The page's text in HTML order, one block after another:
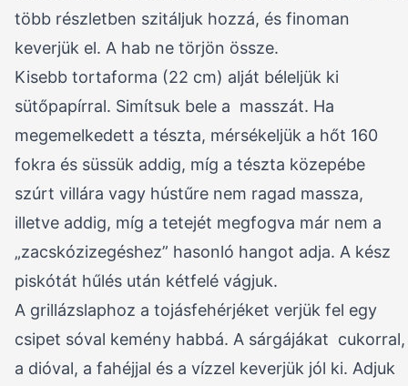
több részletben szitáljuk hozzá, és finoman
keverjük el. A hab ne törjön össze.
Kisebb tortaforma (22 cm) alját béleljük ki
sütőpapírral. Simítsuk bele a masszát. Ha
megemelkedett a tészta, mérsékeljük a hőt 160
fokra és süssük addig, míg a tészta közepébe
szúrt villára vagy hústűre nem ragad massza,
illetve addig, míg a tetejét megfogva már nem a
„zacskózizegéshez” hasonló hangot adja. A kész
piskótát hűlés után kétfelé vágjuk.
A grillázslaphoz a tojásfehérjéket verjük fel egy
csipet sóval kemény habbá. A sárgájákat cukorral,
a dióval, a fahéjjal és a vízzel keverjük jól ki. Adjuk